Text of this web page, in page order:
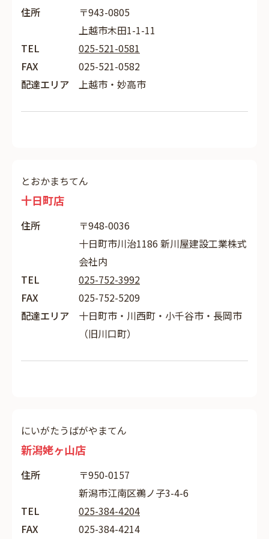
住所
〒943-0805
上越市木田1-1-11
TEL
025-521-0581
FAX
025-521-0582
配達エリア
上越市・妙高市
とおかまちてん
十日町店
住所
〒948-0036
十日町市川治1186 新川屋建設工業株式
会社内
TEL
025-752-3992
FAX
025-752-5209
配達エリア
十日町市・川西町・小千谷市・長岡市
（旧川口町）
にいがたうばがやまてん
新潟姥ヶ山店
住所
〒950-0157
新潟市江南区鵜ノ子3-4-6
TEL
025-384-4204
FAX
025-384-4214